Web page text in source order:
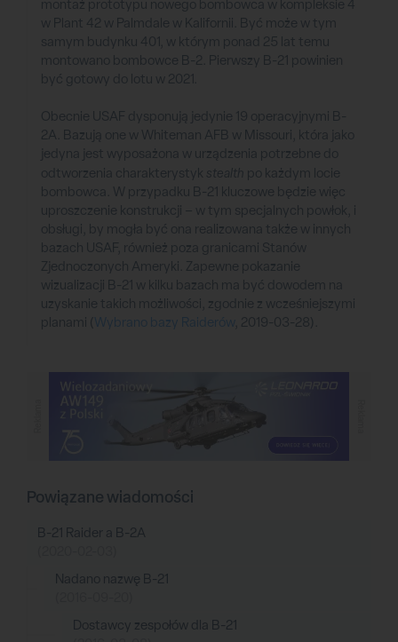
montaż prototypu nowego bombowca w kompleksie 4
w Plant 42 w Palmdale w Kalifornii. Być może w tym
samym budynku 401, w którym ponad 25 lat temu
montowano bombowce B-2. Pierwszy B-21 powinien
być gotowy do lotu w 2021.
Obecnie USAF dysponują jedynie 19 operacyjnymi B-
2A. Bazują one w Whiteman AFB w Missouri, która jako
jedyna jest wyposażona w urządzenia potrzebne do
odtworzenia charakterystyk
stealth po każdym locie
bombowca. W przypadku B-21 kluczowe będzie więc
uproszczenie konstrukcji – w tym specjalnych powłok, i
obsługi, by mogła być ona realizowana także w innych
bazach USAF, również poza granicami Stanów
Zjednoczonych Ameryki. Zapewne pokazanie
wizualizacji B-21 w kilku bazach ma być dowodem na
uzyskanie takich możliwości, zgodnie z wcześniejszymi
planami ( Wybrano bazy Raiderów , 2019-03-28).
Powiązane wiadomości
B-21 Raider a B-2A
Nadano nazwę B-21
Dostawcy zespołów dla B-21